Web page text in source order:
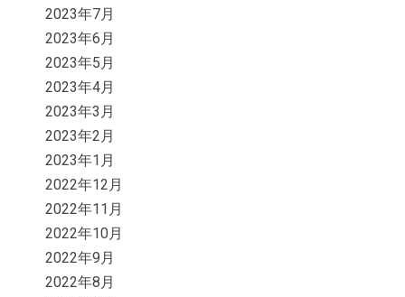
2023年7月
2023年6月
2023年5月
2023年4月
2023年3月
2023年2月
2023年1月
2022年12月
2022年11月
2022年10月
2022年9月
2022年8月